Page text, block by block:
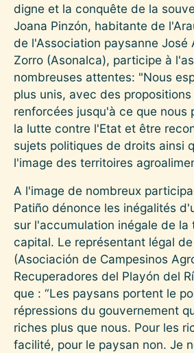
digne et la conquête de la
Joana Pinzón, habitante de
de l'Association paysanne José
Zorro (Asonalca), participe à
nombreuses attentes: "Nous
plus unis, avec des
renforcées jusqu'à ce que nous
la lutte contre l'Etat et être
sujets politiques de droits ainsi
l'image des territoires
A l'image de nombreux
Patiño dénonce les inégalités
sur l'accumulation inégale de la
capital. Le représentant légal
(Asociación de Campesinos
Recuperadores del Playón del
que : “Les paysans portent le
répressions du gouvernement
riches plus que nous. Pour les
facilité, pour le paysan non. Je